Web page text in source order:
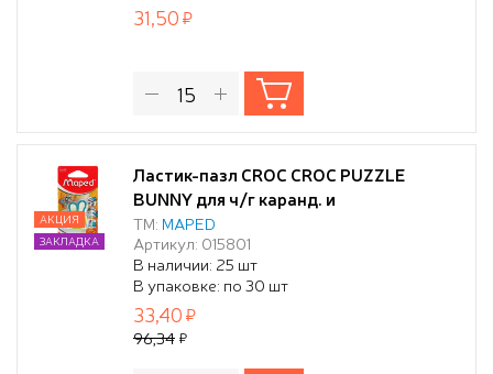
31,50
Ластик-пазл CROC CROC PUZZLE
BUNNY для ч/г каранд. и
термочувств.чернил. асс. бл/уп
ТМ: MAPED
Артикул: 015801
В наличии: 25 шт
В упаковке: по 30 шт
АКЦИЯ
ЗАКЛАДКА
33,40
96,34